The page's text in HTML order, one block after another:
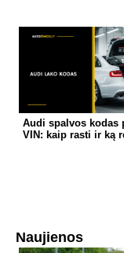
Audi spalvos kodas
VIN: kaip rasti ir ką
Naujienos